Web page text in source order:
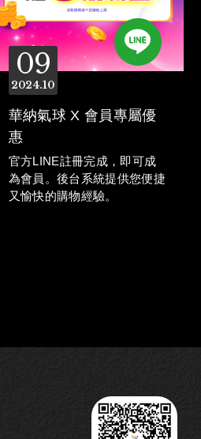
09
10
2024
華納氣球 X 會員專屬優
惠
官方LINE註冊完成，即可成
為會員。後台系統提供您便捷
又愉快的購物經驗。